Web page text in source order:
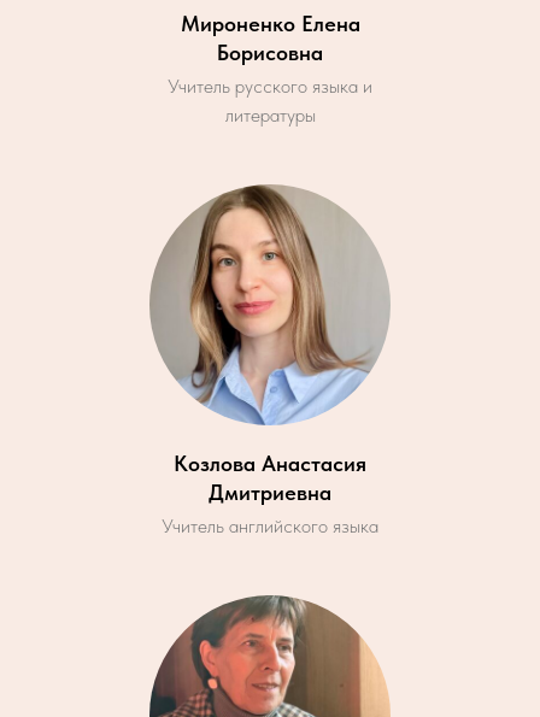
Мироненко Елена
Борисовна
Учитель русского языка и
литературы
Козлова Анастасия
Дмитриевна
Учитель английского языка